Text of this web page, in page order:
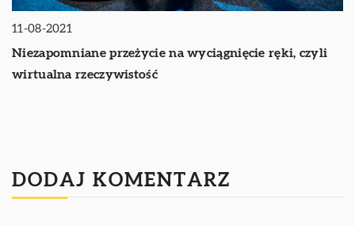
11-08-2021
Niezapomniane przeżycie na wyciągnięcie ręki, czyli
wirtualna rzeczywistość
DODAJ KOMENTARZ